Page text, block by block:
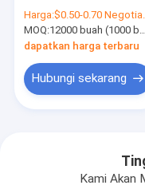
Harga:$0.50-0.70 Negotiable
MOQ:12000 buah (1000 buah per bungkus)
dapatkan harga terbaru
Hubungi sekarang
Kami Akan